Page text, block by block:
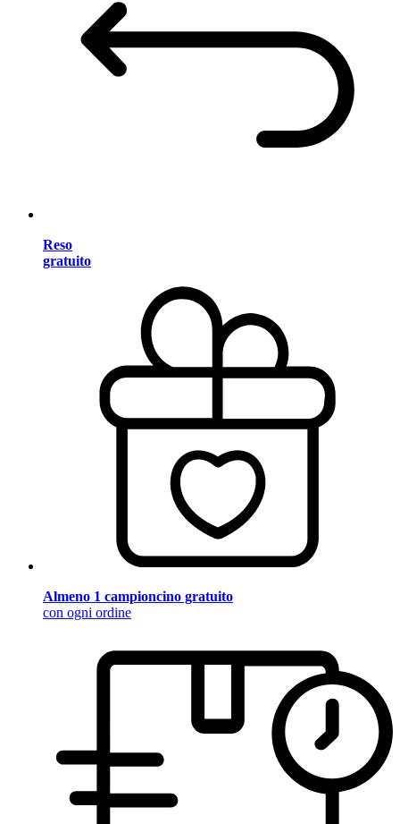
Reso
gratuito
Almeno 1 campioncino gratuito
con ogni ordine